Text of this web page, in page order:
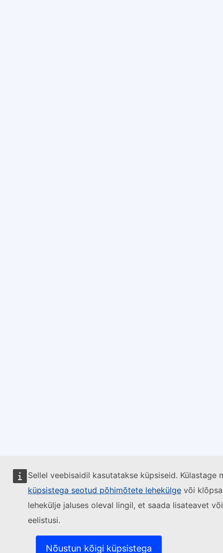
Sellel veebisaidil kasutatakse küpsiseid. Külastage
küpsistega seotud põhimõtete lehekülge või
lehekülje jaluses oleval lingil, et saada lisateavet
eelistusi.
Nõustun kõigi küpsistega